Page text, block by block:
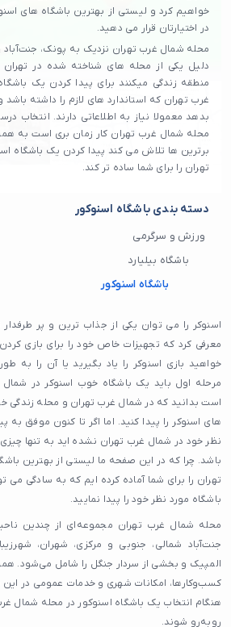
خواهیم کرد و لیستی از بهترین باشگاه های
در اختیارتان قرار می دهید.
محله شمال غرب تهران نزدیک به پونک،
دلیل یکی از محله های شناخته شده در
منطقه زندگی میکنند برای پیدا کردن یک
غرب تهران که استاندارد های لازم را داشته
بدهد معمولا نیاز به اطلاعاتی دارند. انتخاب
محله شمال غرب تهران کار زمان بری است به
برترین ها تلاش می‌ کند پیدا کردن یک باشگاه
تهران را برای شما ساده تر کند.
دسته بندی باشگاه اسنوکور
ورزش و سرگرمی
باشگاه بیلیارد
باشگاه اسنوکور
اسنوکر را می توان یکی از جذاب ترین و پر طرفدار
معرفی کرد که تجهیزات خاص خود را برای بازی
خواهید بازی اسنوکر را یاد بگیرید یا آن را به
مرحله اول باید یک باشگاه خوب اسنوکر در
است بدانید که در شمال غرب تهران و محله زندگی
های اسنوکر را پیدا کنید. اما اگر تا کنون موفق به
نظر خود در شمال غرب تهران نشده اید به تنها
باشد. چرا که در این صفحه ما لیستی از بهترین
تهران را برای شما آماده کرده ایم که به سادگی می
باشگاه مورد نظر خود را پیدا نمایید.
محله شمال غرب تهران مجموعه‌ای از چندین
جنت‌آباد شمالی، جنوبی و مرکزی، شهران،
المپیک و بخشی از سردار جنگل را شامل می‌شود.
کسب‌وکارها، امکانات شهری و خدمات عمومی در این
هنگام انتخاب یک باشگاه اسنوکور در محله شمال
روبه‌رو شوند.